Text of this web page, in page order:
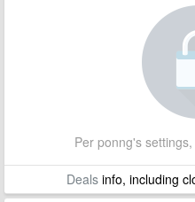
Per ponng's
Dealsinfo, including